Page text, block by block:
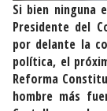
Si bien ninguna
Presidente del
por delante la
política, el
Reforma
hombre más